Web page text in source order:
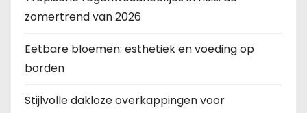
zomertrend van 2026
Eetbare bloemen: esthetiek en voeding op
borden
Stijlvolle dakloze overkappingen voor